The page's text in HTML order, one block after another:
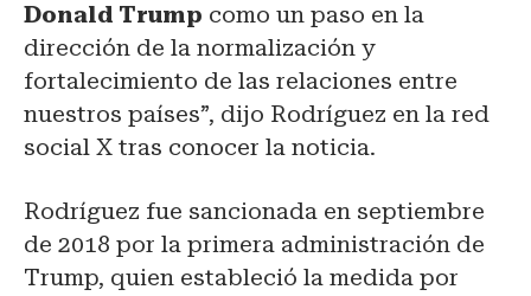
Donald Trump como un paso en la
dirección de la normalización y
fortalecimiento de las relaciones entre
nuestros países”, dijo Rodríguez en la red
social X tras conocer la noticia.
Rodríguez fue sancionada en septiembre
de 2018 por la primera administración de
Trump, quien estableció la medida por